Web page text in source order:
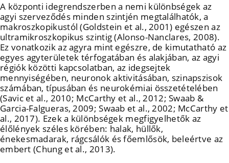
A központi idegrendszerben a nemi különbségek az
agyi szerveződés minden szintjén megtalálhatók, a
makroszkopikustól (Goldstein et al., 2001) egészen az
ultramikroszkopikus szintig (Alonso-Nanclares, 2008).
Ez vonatkozik az agyra mint egészre, de kimutatható az
egyes agyterületek térfogatában és alakjában, az agyi
régiók közötti kapcsolatban, az idegsejtek
mennyiségében, neuronok aktivitásában, szinapszisok
számában, típusában és neurokémiai összetételében
(Savic et al., 2010; McCarthy et al., 2012; Swaab &
Garcia-Falgueras, 2009; Swaab et al., 2002; McCarthy et
al., 2017). Ezek a különbségek megfigyelhetők az
élőlények széles körében: halak, hüllők,
énekesmadarak, rágcsálók és főemlősök, beleértve az
embert (Chung et al., 2013).